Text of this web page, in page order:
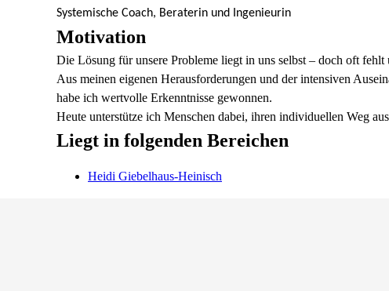
Systemische Coach, Beraterin und Ingenieurin
Motivation
Die Lösung für unsere Probleme liegt in uns selbst – doch oft fehlt
Aus meinen eigenen Herausforderungen und der intensiven
habe ich wertvolle Erkenntnisse gewonnen.
Heute unterstütze ich Menschen dabei, ihren individuellen Weg
Liegt in folgenden Bereichen
Heidi Giebelhaus-Heinisch